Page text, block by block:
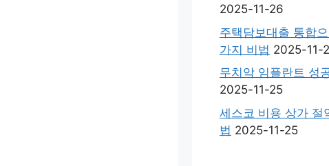
2025-11-26
주택담보대출 통합
가지 비법 2025-11-
무치악 임플란트 성
2025-11-25
세스코 비용 상가 절
법 2025-11-25